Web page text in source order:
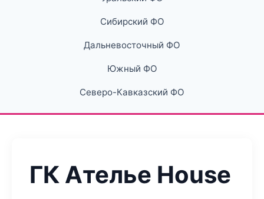
Сибирский ФО
Дальневосточный ФО
Южный ФО
Северо-Кавказский ФО
ГК Ателье House